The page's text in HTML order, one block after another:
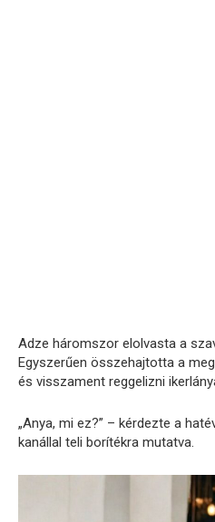
Adze háromszor elolvasta a
Egyszerűen összehajtotta a
és visszament reggelizni
„Anya, mi ez?” – kérdezte a
kanállal teli borítékra mutatva.